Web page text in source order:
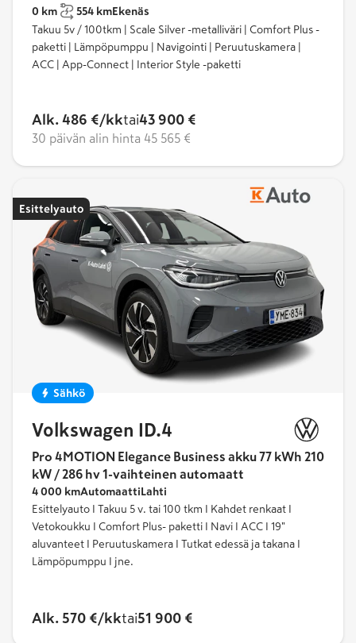
0 km 554 kmEkenäs
Takuu 5v / 100tkm | Scale Silver -metalliväri | Comfort Plus -
paketti | Lämpöpumppu | Navigointi | Peruutuskamera |
ACC | App-Connect | Interior Style -paketti
Alk. 486 €/kktai43 900 €
30 päivän alin hinta 45 565 €
Esittelyauto
Sähkö
Volkswagen ID.4
Pro 4MOTION Elegance Business akku 77 kWh 210
kW / 286 hv 1-vaihteinen automaatt
4 000 kmAutomaatti Lahti
Esittelyauto I Takuu 5 v. tai 100 tkm I Kahdet renkaat I
Vetokoukku I Comfort Plus- paketti I Navi I ACC I 19"
aluvanteet I Peruutuskamera I Tutkat edessä ja takana I
Lämpöpumppu I jne.
Alk. 570 €/kktai51 900 €